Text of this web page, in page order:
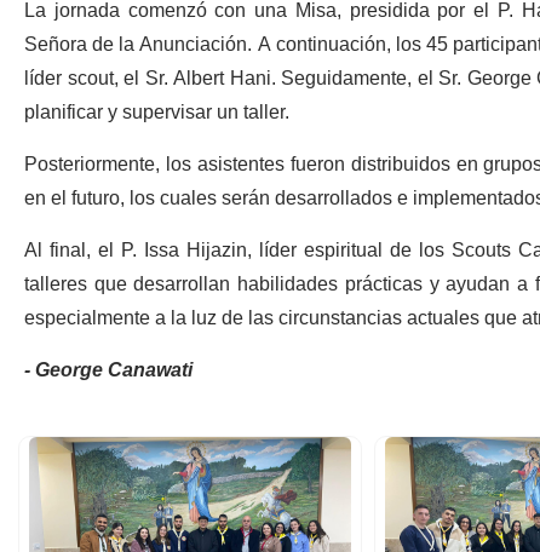
La jornada comenzó con una Misa, presidida por el P.
Señora de la Anunciación. A continuación, los 45
líder scout, el Sr. Albert Hani. Seguidamente, el Sr.
planificar y supervisar un taller.
Posteriormente, los asistentes fueron distribuidos en
en el futuro, los cuales serán desarrollados e
Al final, el P. Issa Hijazin, líder espiritual de los Scouts
talleres que desarrollan habilidades prácticas y ayudan
especialmente a la luz de las circunstancias actuales que
- George Canawati